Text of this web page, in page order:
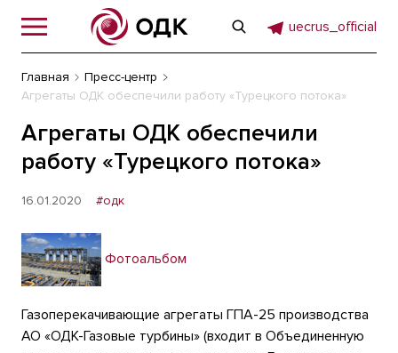
uecrus_official
Главная
Пресс-центр
Агрегаты ОДК обеспечили работу «Турецкого потока»
Агрегаты ОДК обеспечили
работу «Турецкого потока»
16.01.2020 #одк
Фотоальбом
Газоперекачивающие агрегаты ГПА-25 производства
АО «ОДК-Газовые турбины» (входит в Объединенную